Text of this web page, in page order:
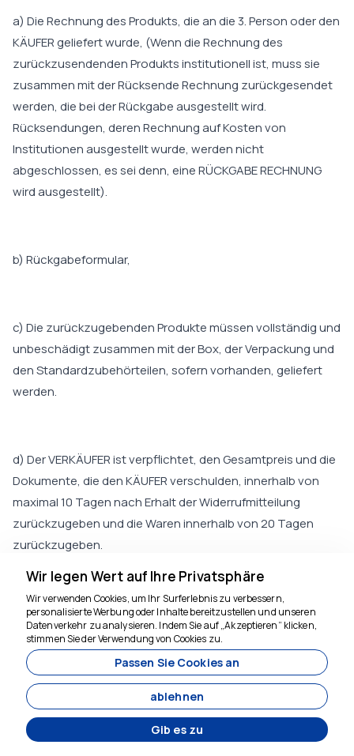
a) Die Rechnung des Produkts, die an die 3. Person oder den
KÄUFER geliefert wurde, (Wenn die Rechnung des
zurückzusendenden Produkts institutionell ist, muss sie
zusammen mit der Rücksende Rechnung zurückgesendet
werden, die bei der Rückgabe ausgestellt wird.
Rücksendungen, deren Rechnung auf Kosten von
Institutionen ausgestellt wurde, werden nicht
abgeschlossen, es sei denn, eine RÜCKGABE RECHNUNG
wird ausgestellt).
b) Rückgabeformular,
c) Die zurückzugebenden Produkte müssen vollständig und
unbeschädigt zusammen mit der Box, der Verpackung und
den Standardzubehörteilen, sofern vorhanden, geliefert
werden.
d) Der VERKÄUFER ist verpflichtet, den Gesamtpreis und die
Dokumente, die den KÄUFER verschulden, innerhalb von
maximal 10 Tagen nach Erhalt der Widerrufmitteilung
zurückzugeben und die Waren innerhalb von 20 Tagen
zurückzugeben.
e) Falls aufgrund von Fehlern des KÄUFERS eine
Wertminderung der Waren auftritt oder die Rückgabe
unmöglich wird, hat der KÄUFER den VERKÄUFER für seine
Schäden proportional zu seinem Fehler zu entschädigen.
Der KÄUFER ist jedoch nicht für Änderungen und
Verschlechterungen verantwortlich, die aufgrund einer
ordnungsgemäßen Nutzung der Waren oder Produkte im
Wir legen Wert auf Ihre Privatsphäre
Wir verwenden Cookies, um Ihr Surferlebnis zu verbessern,
personalisierte Werbung oder Inhalte bereitzustellen und unseren
Datenverkehr zu analysieren. Indem Sie auf „Akzeptieren“ klicken,
stimmen Sie der Verwendung von Cookies zu.
Passen Sie Cookies an
ablehnen
Gib es zu
Wir sind für Sie da